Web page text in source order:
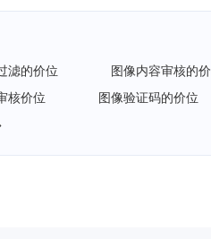
滤的价位 图像内容审核的
核价位 图像验证码的价位